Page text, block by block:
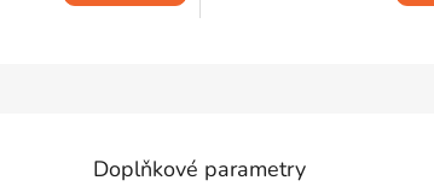
Doplňkové parametry